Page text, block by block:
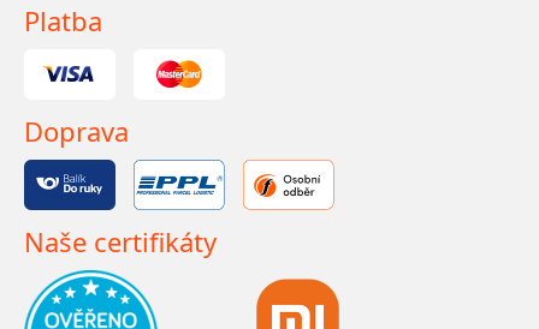
Platba
Doprava
Naše certifikáty